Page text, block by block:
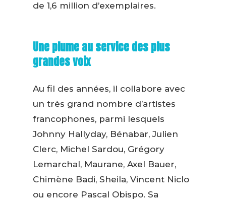
de 1,6 million d’exemplaires.
Une plume au service des plus
grandes voix
Au fil des années, il collabore avec
un très grand nombre d’artistes
francophones, parmi lesquels
Johnny Hallyday, Bénabar, Julien
Clerc, Michel Sardou, Grégory
Lemarchal, Maurane, Axel Bauer,
Chimène Badi, Sheila, Vincent Niclo
ou encore Pascal Obispo. Sa